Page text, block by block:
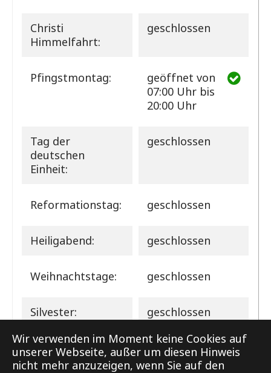
Wir verwenden im Moment keine Cookies auf
unserer Webseite, außer um diesen Hinweis
nicht mehr anzuzeigen, wenn Sie auf den
Christi
Himmelfahrt:
geschlossen
Pfingstmontag: geöffnet von
07:00 Uhr bis
20:00 Uhr
Tag der
deutschen
Einheit:
geschlossen
Reformationstag: geschlossen
Heiligabend: geschlossen
Weihnachtstage: geschlossen
Silvester: geschlossen